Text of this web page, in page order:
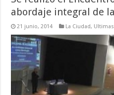
abordaje integral de
21 junio, 2014 La Ciudad,